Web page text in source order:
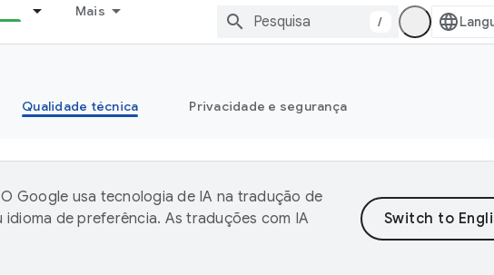
Mais
/
Qualidade técnica Privacidade e segurança
O Google usa tecnologia de IA na tradução de
de preferência. As traduções com IA